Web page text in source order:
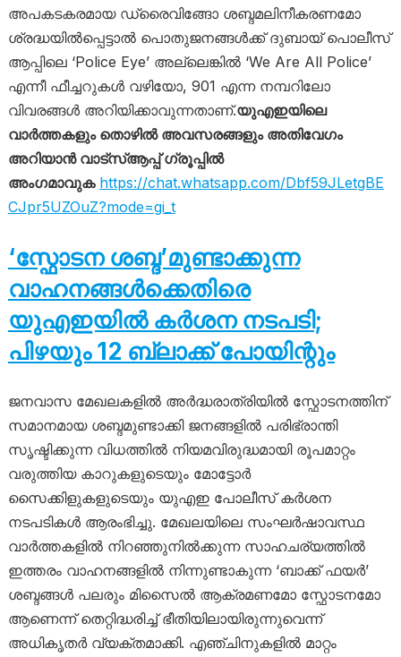
അപകടകരമായ ഡ്രൈവിങ്ങോ ശബ്ദമലിനീകരണമോ
ശ്രദ്ധയിൽപ്പെട്ടാൽ പൊതുജനങ്ങൾക്ക് ദുബായ് പൊലീസ്
ആപ്പിലെ ‘Police Eye’ അല്ലെങ്കിൽ ‘We Are All Police’
എന്നീ ഫീച്ചറുകൾ വഴിയോ, 901 എന്ന നമ്പറിലോ
വിവരങ്ങൾ അറിയിക്കാവുന്നതാണ്.യുഎഇയിലെ
വാർത്തകളും തൊഴിൽ അവസരങ്ങളും അതിവേഗം
അറിയാൻ വാട്സ്ആപ്പ് ഗ്രൂപ്പിൽ
അംഗമാവുക https://chat.whatsapp.com/Dbf59JLetgBE
CJpr5UZOuZ?mode=gi_t
‘സ്ഫോടന ശബ്ദ’മുണ്ടാക്കുന്ന
വാഹനങ്ങൾക്കെതിരെ
യുഎഇയിൽ കർശന നടപടി;
പിഴയും 12 ബ്ലാക്ക് പോയിന്റും
ജനവാസ മേഖലകളിൽ അർദ്ധരാത്രിയിൽ സ്ഫോടനത്തിന്
സമാനമായ ശബ്ദമുണ്ടാക്കി ജനങ്ങളിൽ പരിഭ്രാന്തി
സൃഷ്ടിക്കുന്ന വിധത്തിൽ നിയമവിരുദ്ധമായി രൂപമാറ്റം
വരുത്തിയ കാറുകളുടെയും മോട്ടോർ
സൈക്കിളുകളുടെയും യുഎഇ പോലീസ് കർശന
നടപടികൾ ആരംഭിച്ചു. മേഖലയിലെ സംഘർഷാവസ്ഥ
വാർത്തകളിൽ നിറഞ്ഞുനിൽക്കുന്ന സാഹചര്യത്തിൽ
ഇത്തരം വാഹനങ്ങളിൽ നിന്നുണ്ടാകുന്ന ‘ബാക്ക് ഫയർ’
ശബ്ദങ്ങൾ പലരും മിസൈൽ ആക്രമണമോ സ്ഫോടനമോ
ആണെന്ന് തെറ്റിദ്ധരിച്ച് ഭീതിയിലായിരുന്നുവെന്ന്
അധികൃതർ വ്യക്തമാക്കി. എഞ്ചിനുകളിൽ മാറ്റം